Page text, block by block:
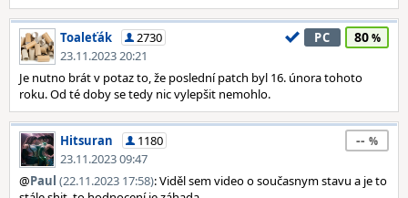
Toaleťák
2730
23.11.2023 20:21
PC 80
Je nutno brát v potaz to, že poslední patch byl 16. února tohoto
roku. Od té doby se tedy nic vylepšit nemohlo.
Hitsuran
1180
23.11.2023 09:47
--
@Paul (22.11.2023 17:58): Viděl sem video o současnym stavu a je to